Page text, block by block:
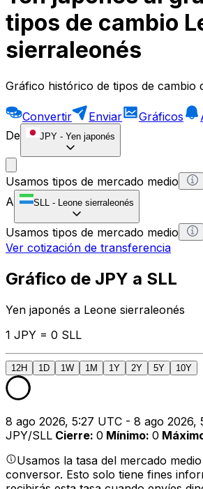
tipos de cambio
sierraleonés
Gráfico histórico de tipos de cambio
Convertir Enviar Gráficos
De
JPY - Yen japonés
Usamos tipos de mercado medio
A
SLL - Leone sierraleonés
Usamos tipos de mercado medio
Ver cotización de transferencia
Gráfico de JPY a SLL
Yen japonés a Leone sierraleonés
1 JPY = 0 SLL
12H 1D 1W 1M 1Y 2Y 5Y 10Y
8 ago 2026, 5:27 UTC - 8 ago 2026,
JPY/SLL Cierre: 0 Mínimo: 0
Usamos la tasa del mercado
conversor. Esto solo tiene fines